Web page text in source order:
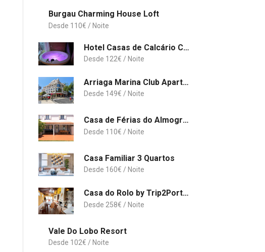
Burgau Charming House Loft
110€
Hotel Casas de Calcário Casa do Forno
122€
Arriaga Marina Club Apartament
149€
Casa de Férias do Almograve
110€
Casa Familiar 3 Quartos
160€
Casa do Rolo by Trip2Portugal
258€
Vale Do Lobo Resort
102€